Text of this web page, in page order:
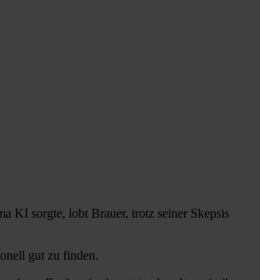
KI sorgte, lobt Brauer, trotz seiner Skepsis
gut zu finden.